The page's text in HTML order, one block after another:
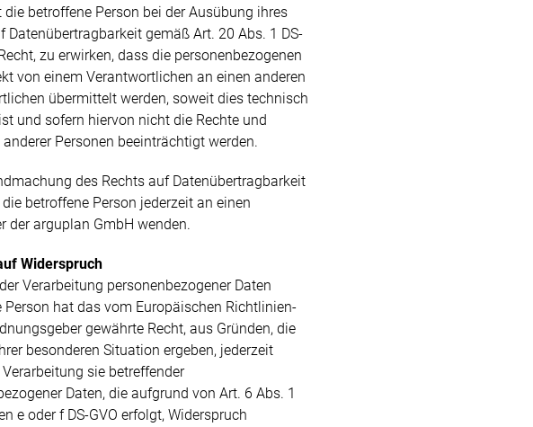
die betroffene Person bei der Ausübung ihres
Datenübertragbarkeit gemäß Art. 20 Abs. 1 DS-
zu erwirken, dass die personenbezogenen
von einem Verantwortlichen an einen anderen
übermittelt werden, soweit dies technisch
und sofern hiervon nicht die Rechte und
anderer Personen beeinträchtigt werden.
des Rechts auf Datenübertragbarkeit
betroffene Person jederzeit an einen
der arguplan GmbH wenden.
Widerspruch
Verarbeitung personenbezogener Daten
Person hat das vom Europäischen Richtlinien-
gewährte Recht, aus Gründen, die
besonderen Situation ergeben, jederzeit
sie betreffender
Daten, die aufgrund von Art. 6 Abs. 1
e oder f DS-GVO erfolgt, Widerspruch